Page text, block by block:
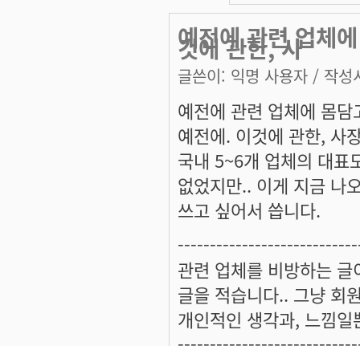
예전에 관련 업체
것에 관한, 사
글쓴이: 익명 사용자 / 작성
예전에 관련 업체에 몸
예전에. 이것에 관한, 사
국내 5~6개 업체의 대표
없었지만.. 이게 지금 나
쓰고 싶어서 씁니다.
관련 업체를 비방하는
글을 적습니다.. 그냥 회
개인적인 생각과, 느낌